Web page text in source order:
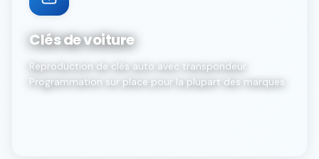
Clés de voiture
Reproduction de clés auto avec transpondeur.
Programmation sur place pour la plupart des marques.